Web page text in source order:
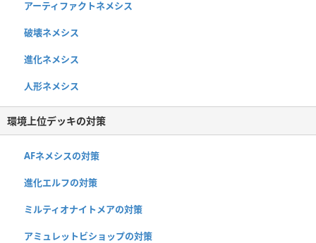
アーティファクトネメシス
破壊ネメシス
進化ネメシス
人形ネメシス
環境上位デッキの対策
AFネメシスの対策
進化エルフの対策
ミルティオナイトメアの対策
アミュレットビショップの対策